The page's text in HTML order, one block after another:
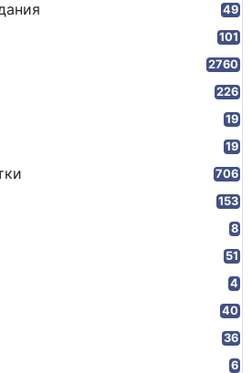
49
101
2760
226
19
19
706
153
8
51
4
40
36
6